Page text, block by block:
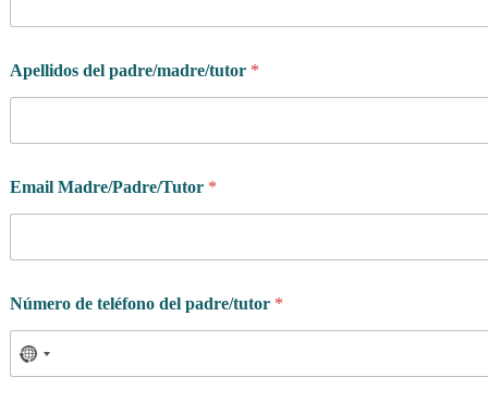
Apellidos del padre/madre/tutor *
Email Madre/Padre/Tutor *
e
i
v
Número de teléfono del padre/tutor *